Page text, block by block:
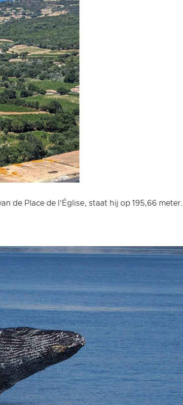
de Place de l’Église, staat hij op 195,66 meter.